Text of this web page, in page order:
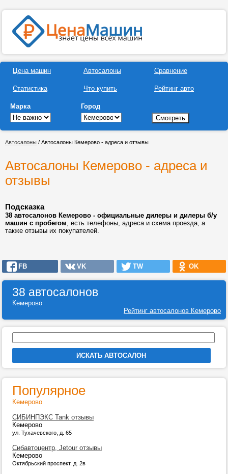
Цена машин
Статистика
Автосалоны
Что купить
Сравнение
Рейтинг авто
Марка Город
Автосалоны / Автосалоны Кемерово - адреса и отзывы
Автосалоны Кемерово - адреса и
отзывы
Подсказка
38 автосалонов Кемерово - официальные дилеры и дилеры б/у
машин с пробегом, есть телефоны, адреса и схема проезда, а
также отзывы их покупателей.
FB VK TW OK
38 автосалонов
Кемерово
Рейтинг автосалонов Кемерово
Популярное
Кемерово
СИБИНПЭКС Tank отзывы
Кемерово
ул. Тухачевского, д. 65
Сибавтоцентр, Jetour отзывы
Кемерово
Октябрьский проспект, д. 2в